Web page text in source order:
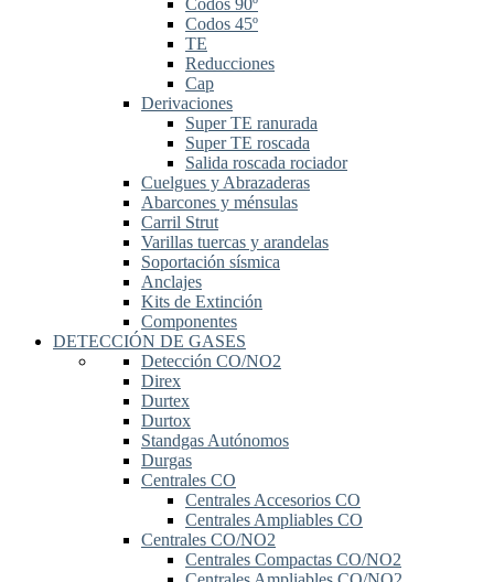
Codos 90º
Codos 45º
TE
Reducciones
Cap
Derivaciones
Super TE ranurada
Super TE roscada
Salida roscada rociador
Cuelgues y Abrazaderas
Abarcones y ménsulas
Carril Strut
Varillas tuercas y arandelas
Soportación sísmica
Anclajes
Kits de Extinción
Componentes
DETECCIÓN DE GASES
Detección CO/NO2
Direx
Durtex
Durtox
Standgas Autónomos
Durgas
Centrales CO
Centrales Accesorios CO
Centrales Ampliables CO
Centrales CO/NO2
Centrales Compactas CO/NO2